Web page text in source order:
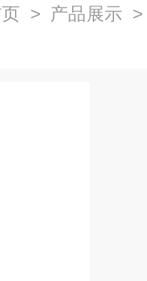
> 产品展示